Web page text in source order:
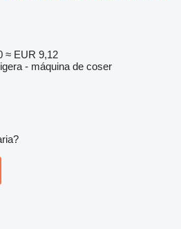
≈ EUR 9,12
- máquina de coser